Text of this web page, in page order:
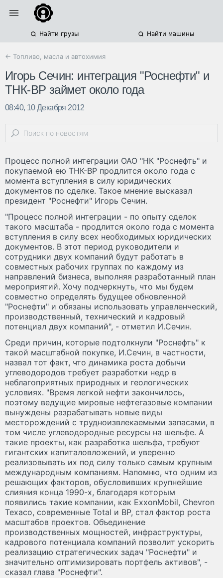
Найти грузы Найти машины
← Топливо, масла и автохимия
Игорь Сечин: интеграция "Роснефти" и
ТНК-BP займет около года
08:40, 10 Декабря 2012
Процесс полной интеграции ОАО "НК "Роснефть" и
покупаемой ею ТНК-BP продлится около года с
момента вступления в силу юридических
документов по сделке. Такое мнение высказал
президент "Роснефти" Игорь Сечин.
"Процесс полной интеграции - по опыту сделок
такого масштаба - продлится около года с момента
вступления в силу всех необходимых юридических
документов. В этот период руководители и
сотрудники двух компаний будут работать в
совместных рабочих группах по каждому из
направлений бизнеса, выполняя разработанный план
мероприятий. Хочу подчеркнуть, что мы будем
совместно определять будущее обновленной
"Роснефти" и обязаны использовать управленческий,
производственный, технический и кадровый
потенциал двух компаний", - отметил И.Сечин.
Среди причин, которые подтолкнули "Роснефть" к
такой масштабной покупке, И.Сечин, в частности,
назвал тот факт, что динамика роста добычи
углеводородов требует разработки недр в
неблагоприятных природных и геологических
условиях. "Время легкой нефти закончилось,
поэтому ведущие мировые нефтегазовые компании
вынуждены разрабатывать новые виды
месторождений с трудноизвлекаемыми запасами, в
том числе углеводородные ресурсы на шельфе. А
такие проекты, как разработка шельфа, требуют
гигантских капиталовложений, и уверенно
реализовывать их под силу только самым крупным
международным компаниям. Напомню, что одним из
решающих факторов, обусловивших крупнейшие
слияния конца 1990-х, благодаря которым
появились такие компании, как ExxonMobil, Chevron
Texaco, современные Total и ВР, стал фактор роста
масштабов проектов. Объединение
производственных мощностей, инфраструктуры,
кадрового потенциала компаний позволит ускорить
реализацию стратегических задач "Роснефти" и
значительно оптимизировать портфель активов", -
сказал глава "Роснефти".